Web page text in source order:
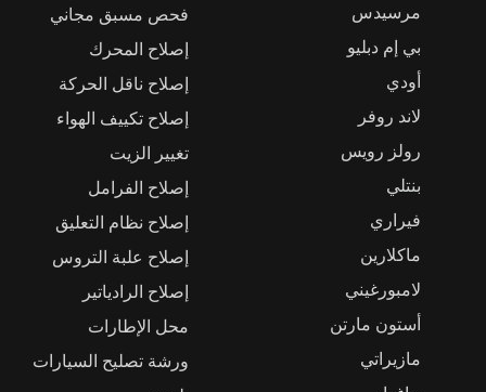
مرسيدس
بي إم دبليو
أودي
لاند روفر
رولز رويس
بنتلي
فيراري
ماكلارين
لامبورغيني
أستون مارتن
مازيراتي
فحص مسبق مجاني
إصلاح المحرك
إصلاح ناقل الحركة
إصلاح تكييف الهواء
تغيير الزيت
إصلاح الفرامل
إصلاح نظام التعليق
إصلاح علبة التروس
إصلاح الرادياتير
محل الإطارات
ورشة تصليح السيارات